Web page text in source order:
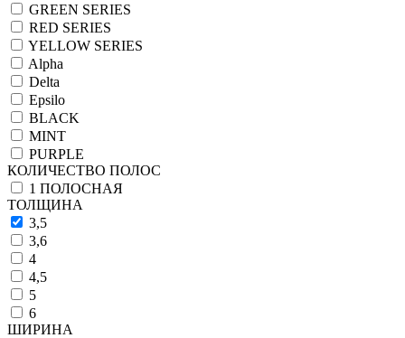
GREEN SERIES
RED SERIES
YELLOW SERIES
Alpha
Delta
Epsilo
BLACK
MINT
PURPLE
КОЛИЧЕСТВО ПОЛОС
1 ПОЛОСНАЯ
ТОЛЩИНА
3,5
3,6
4
4,5
5
6
ШИРИНА